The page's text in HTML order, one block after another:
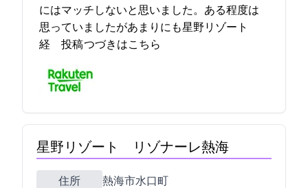
にはマッチしないと思いました。ある程度は
思っていましたがあまりにも星野リゾート
経… 2021-11-09 19:02:34投稿つづきはこちら
星野リゾート リゾナーレ熱海
住所
熱海市水口町2-13-1